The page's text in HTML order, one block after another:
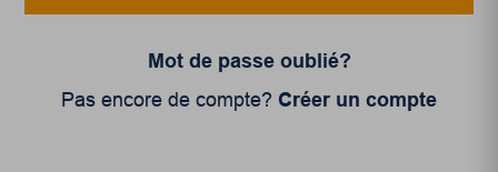
Mot de passe oublié?
Pas encore de compte? Créer un compte